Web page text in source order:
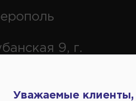
9, г.
Уважаемые клиенты,